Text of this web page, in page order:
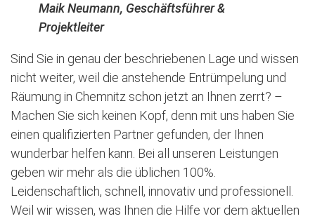
Maik Neumann, Geschäftsführer &
Projektleiter
Sind Sie in genau der beschriebenen Lage und wissen
nicht weiter, weil die anstehende Entrümpelung und
Räumung in Chemnitz schon jetzt an Ihnen zerrt? –
Machen Sie sich keinen Kopf, denn mit uns haben Sie
einen qualifizierten Partner gefunden, der Ihnen
wunderbar helfen kann. Bei all unseren Leistungen
geben wir mehr als die üblichen 100%.
Leidenschaftlich, schnell, innovativ und professionell.
Weil wir wissen, was Ihnen die Hilfe vor dem aktuellen